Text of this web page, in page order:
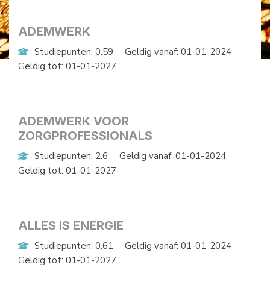
ADEMWERK
Studiepunten: 0.59
Geldig vanaf: 01-01-2024
Geldig tot: 01-01-2027
ADEMWERK VOOR
ZORGPROFESSIONALS
Studiepunten: 2.6
Geldig vanaf: 01-01-2024
Geldig tot: 01-01-2027
ALLES IS ENERGIE
Studiepunten: 0.61
Geldig vanaf: 01-01-2024
Geldig tot: 01-01-2027